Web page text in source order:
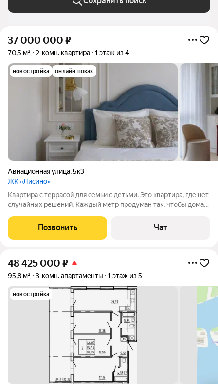
37 000 000 ₽
70,5 м² 2-комн. квартира 1 этаж из 4
новостройка онлайн показ
Авиационная улица,5к3
ЖК «Лисино»
Квартира с террасой для семьи с детьми. Это квартира, где нет
случайных решений. Каждый метр продуман так, чтобы дома
вдохновлен современной французской классикой: светлые
оттенки, молдинги, латунные
Позвонить Чат
48 425 000 ₽
95,8 м² 3-комн. апартаменты 1 этаж из 5
новостройка